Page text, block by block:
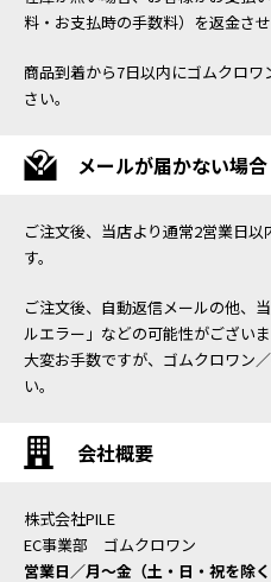
料・お支払時の手数料）を返金させ
商品到着から7日以内にゴムクロ
さい。
メールが届かない場合
ご注文後、当店より通常2営業日
す。
ご注文後、自動返信メールの他、
ルエラー」などの可能性がございま
大変お手数ですが、ゴムクロワン
い。
会社概要
株式会社PILE
EC事業部 ゴムクロワン
営業日／月〜金（土・日・祝を除く